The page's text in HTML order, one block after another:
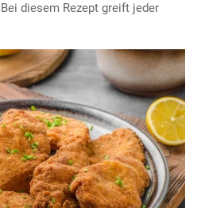
diesem Rezept greift jeder